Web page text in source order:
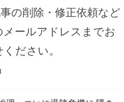
事の削除・修正依頼など
ールアドレスまでお
ださい。